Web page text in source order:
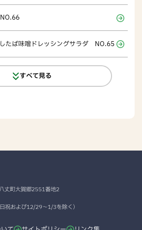
たば味噌ドレッシングサラダ NO.65
すべて見る
丈町大賀郷2551番地2
祝および12/29～1/3を除く）